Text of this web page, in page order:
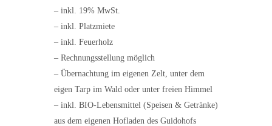
– inkl. 19% MwSt.
– inkl. Platzmiete
– inkl. Feuerholz
– Rechnungsstellung möglich
– Übernachtung im eigenen Zelt, unter dem
eigen Tarp im Wald oder unter freien Himmel
– inkl. BIO-Lebensmittel (Speisen & Getränke)
aus dem eigenen Hofladen des Guidohofs